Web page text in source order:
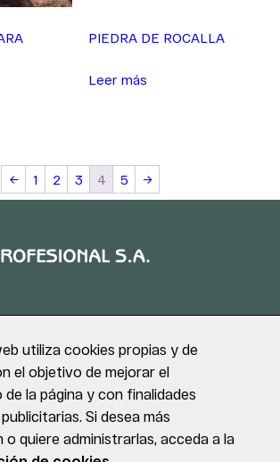
PIEDRA DE ROCALLA
Leer más
← 1 2 3 4 5 →
Roc, 1
40 50 95
utiliza cookies propias y de
el objetivo de mejorar el
de la página y con finalidades
Si desea más
quiere administrarlas, acceda a la